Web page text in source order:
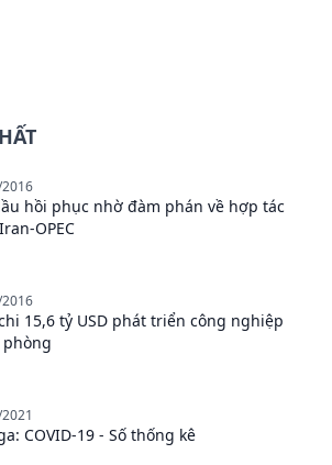
hồi phục nhờ đàm phán về hợp tác
OPEC
15,6 tỷ USD phát triển công nghiệp
COVID-19 - Số thống kê